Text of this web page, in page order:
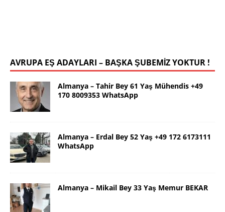
AVRUPA EŞ ADAYLARI – BAŞKA ŞUBEMİZ YOKTUR !
Almanya – Tahir Bey 61 Yaş Mühendis +49
170 8009353 WhatsApp
Almanya – Erdal Bey 52 Yaş +49 172 6173111
WhatsApp
Almanya – Mikail Bey 33 Yaş Memur BEKAR